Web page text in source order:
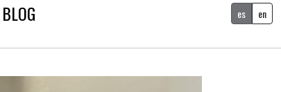
BLOG es en